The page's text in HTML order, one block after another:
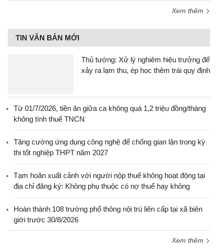
Xem thêm
TIN VĂN BẢN MỚI
Thủ tướng: Xử lý nghiêm hiệu trưởng để
xảy ra lạm thu, ép học thêm trái quy định
Từ 01/7/2026, tiền ăn giữa ca không quá 1,2 triệu đồng/tháng
không tính thuế TNCN
Tăng cường ứng dụng công nghệ để chống gian lận trong kỳ
thi tốt nghiệp THPT năm 2027
Tạm hoãn xuất cảnh với người nộp thuế không hoạt động tại
địa chỉ đăng ký: Không phụ thuộc có nợ thuế hay không
Hoàn thành 108 trường phổ thông nội trú liên cấp tại xã biên
giới trước 30/8/2026
Xem thêm